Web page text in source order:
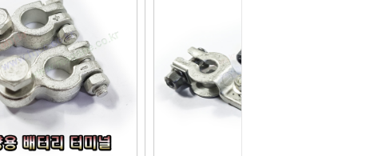
PM센서
컨키배터리
동차크락션[혼]
영라이트전구
핸드폰충전기
도어핸들몰딩
자동차범퍼몰딩
번호판.볼트